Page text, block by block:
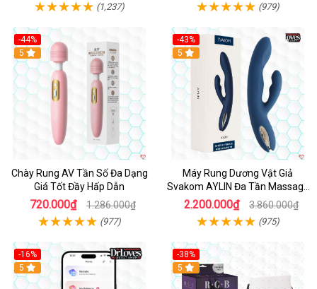
(1,237) (979)
-44%
Hot
5
Chày Rung AV Tần Số Đa Dạng
Giá Tốt Đầy Hấp Dẫn
720.000₫ 1.286.000₫
(977)
-43%
Hot
5
Máy Rung Dương Vật Giả
Svakom AYLIN Đa Tần Massage
Sướng
2.200.000₫ 3.860.000₫
(975)
-16%
Hot
5
-38%
Hot
5